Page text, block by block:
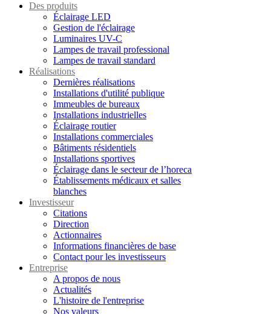
Des produits
Éclairage LED
Gestion de l'éclairage
Luminaires UV-C
Lampes de travail professional
Lampes de travail standard
Réalisations
Dernières réalisations
Installations d'utilité publique
Immeubles de bureaux
Installations industrielles
Éclairage routier
Installations commerciales
Bâtiments résidentiels
Installations sportives
Éclairage dans le secteur de l’horeca
Établissements médicaux et salles
blanches
Investisseur
Citations
Direction
Actionnaires
Informations financières de base
Contact pour les investisseurs
Entreprise
A propos de nous
Actualités
L'histoire de l'entreprise
Nos valeurs